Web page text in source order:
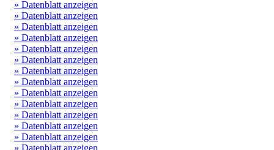
» Datenblatt anzeigen
» Datenblatt anzeigen
» Datenblatt anzeigen
» Datenblatt anzeigen
» Datenblatt anzeigen
» Datenblatt anzeigen
» Datenblatt anzeigen
» Datenblatt anzeigen
» Datenblatt anzeigen
» Datenblatt anzeigen
» Datenblatt anzeigen
» Datenblatt anzeigen
» Datenblatt anzeigen
» Datenblatt anzeigen